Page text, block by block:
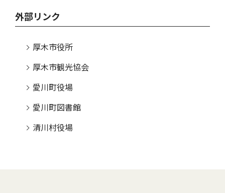
外部リンク
厚木市役所
厚木市観光協会
愛川町役場
愛川町図書館
清川村役場